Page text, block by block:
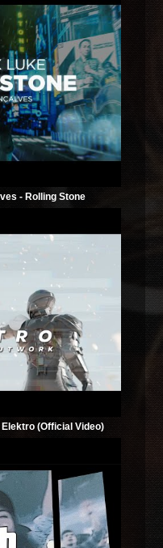
- Rolling Stone
(Official Video)